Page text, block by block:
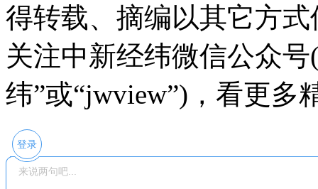
得转载、摘编以其它方式
关注中新经纬微信公众
纬”或“jwview”)，看更多
登录